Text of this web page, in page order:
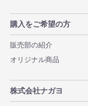
購入をご希望の方
販売部の紹介
オリジナル商品
株式会社ナガヨ